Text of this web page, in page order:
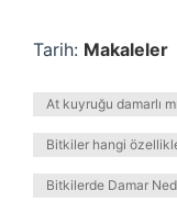
Tarih: Makaleler
At kuyruğu damarlı mı
Bitkiler hangi
Bitkilerde Damar